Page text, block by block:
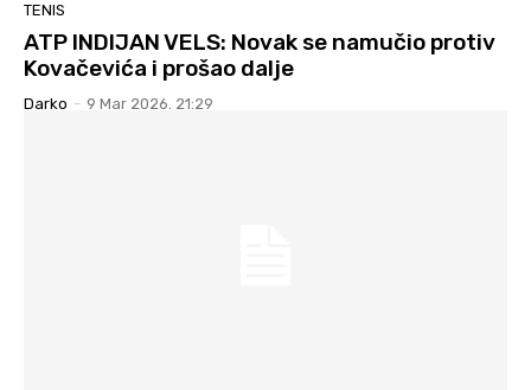
TENIS
ATP INDIJAN VELS: Novak se namučio protiv
Kovačevića i prošao dalje
Darko - 9 Mar 2026. 21:29